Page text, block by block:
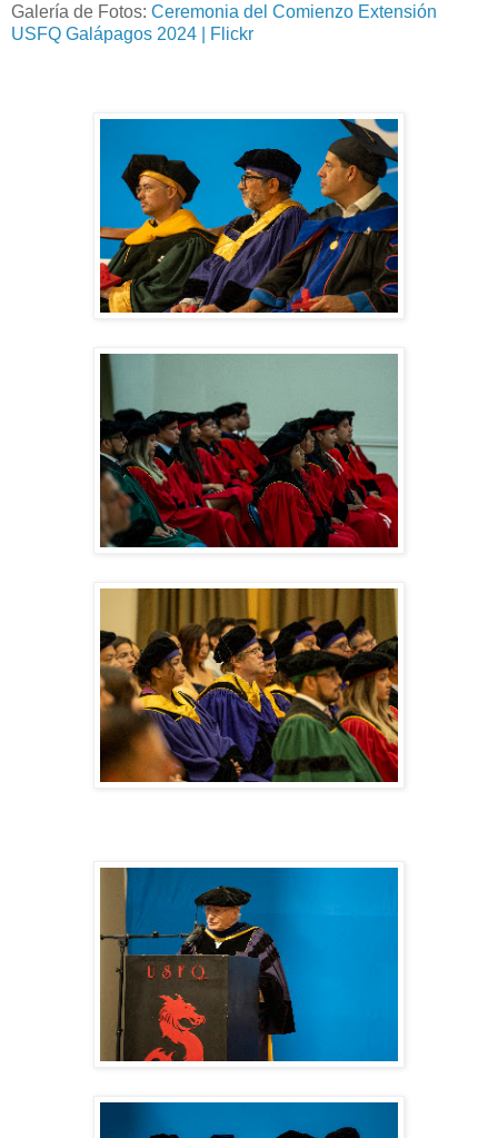
Galería de Fotos: Ceremonia del Comienzo Extensión
USFQ Galápagos 2024 | Flickr